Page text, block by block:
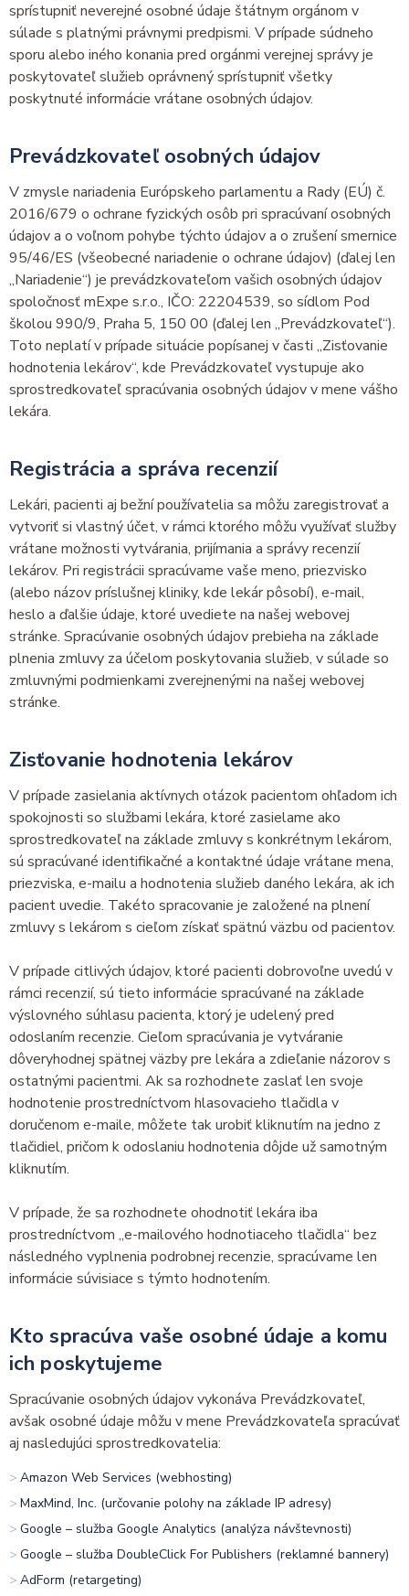
sprístupniť neverejné osobné údaje štátnym orgánom v
súlade s platnými právnymi predpismi. V prípade súdneho
sporu alebo iného konania pred orgánmi verejnej správy je
poskytovateľ služieb oprávnený sprístupniť všetky
poskytnuté informácie vrátane osobných údajov.
Prevádzkovateľ osobných údajov
V zmysle nariadenia Európskeho parlamentu a Rady (EÚ) č.
2016/679 o ochrane fyzických osôb pri spracúvaní osobných
údajov a o voľnom pohybe týchto údajov a o zrušení smernice
95/46/ES (všeobecné nariadenie o ochrane údajov) (ďalej len
„Nariadenie“) je prevádzkovateľom vašich osobných údajov
spoločnosť mExpe s.r.o., IČO: 22204539, so sídlom Pod
školou 990/9, Praha 5, 150 00 (ďalej len „Prevádzkovateľ“).
Toto neplatí v prípade situácie popísanej v časti „Zisťovanie
hodnotenia lekárov“, kde Prevádzkovateľ vystupuje ako
sprostredkovateľ spracúvania osobných údajov v mene vášho
lekára.
Registrácia a správa recenzií
Lekári, pacienti aj bežní používatelia sa môžu zaregistrovať a
vytvoriť si vlastný účet, v rámci ktorého môžu využívať služby
vrátane možnosti vytvárania, prijímania a správy recenzií
lekárov. Pri registrácii spracúvame vaše meno, priezvisko
(alebo názov príslušnej kliniky, kde lekár pôsobí), e-mail,
heslo a ďalšie údaje, ktoré uvediete na našej webovej
stránke. Spracúvanie osobných údajov prebieha na základe
plnenia zmluvy za účelom poskytovania služieb, v súlade so
zmluvnými podmienkami zverejnenými na našej webovej
stránke.
Zisťovanie hodnotenia lekárov
V prípade zasielania aktívnych otázok pacientom ohľadom ich
spokojnosti so službami lekára, ktoré zasielame ako
sprostredkovateľ na základe zmluvy s konkrétnym lekárom,
sú spracúvané identifikačné a kontaktné údaje vrátane mena,
priezviska, e-mailu a hodnotenia služieb daného lekára, ak ich
pacient uvedie. Takéto spracovanie je založené na plnení
zmluvy s lekárom s cieľom získať spätnú väzbu od pacientov.
V prípade citlivých údajov, ktoré pacienti dobrovoľne uvedú v
rámci recenzií, sú tieto informácie spracúvané na základe
výslovného súhlasu pacienta, ktorý je udelený pred
odoslaním recenzie. Cieľom spracúvania je vytváranie
dôveryhodnej spätnej väzby pre lekára a zdieľanie názorov s
ostatnými pacientmi. Ak sa rozhodnete zaslať len svoje
hodnotenie prostredníctvom hlasovacieho tlačidla v
doručenom e-maile, môžete tak urobiť kliknutím na jedno z
tlačidiel, pričom k odoslaniu hodnotenia dôjde už samotným
kliknutím.
V prípade, že sa rozhodnete ohodnotiť lekára iba
prostredníctvom „e-mailového hodnotiaceho tlačidla“ bez
následného vyplnenia podrobnej recenzie, spracúvame len
informácie súvisiace s týmto hodnotením.
Kto spracúva vaše osobné údaje a komu
ich poskytujeme
Spracúvanie osobných údajov vykonáva Prevádzkovateľ,
avšak osobné údaje môžu v mene Prevádzkovateľa spracúvať
aj nasledujúci sprostredkovatelia:
Amazon Web Services (webhosting)
MaxMind, Inc. (určovanie polohy na základe IP adresy)
Google – služba Google Analytics (analýza návštevnosti)
Google – služba DoubleClick For Publishers (reklamné bannery)
AdForm (retargeting)